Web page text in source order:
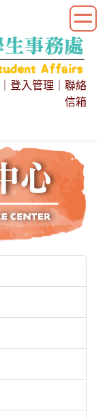
登入管理
聯絡
信箱